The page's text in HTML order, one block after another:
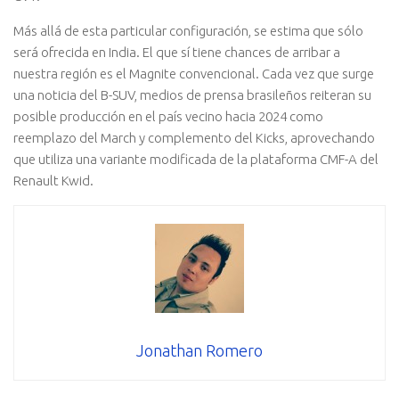
Más allá de esta particular configuración, se estima que sólo
será ofrecida en India. El que sí tiene chances de arribar a
nuestra región es el Magnite convencional. Cada vez que surge
una noticia del B-SUV, medios de prensa brasileños reiteran su
posible producción en el país vecino hacia 2024 como
reemplazo del March y complemento del Kicks, aprovechando
que utiliza una variante modificada de la plataforma CMF-A del
Renault Kwid.
Jonathan Romero